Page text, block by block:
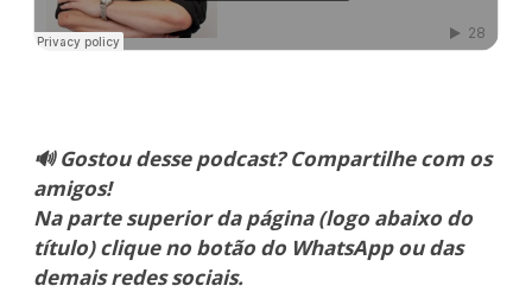
🔊 Gostou desse podcast? Compartilhe com os
amigos!
Na parte superior da página (logo abaixo do
título) clique no botão do WhatsApp ou das
demais redes sociais.